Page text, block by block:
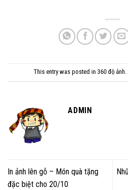
This entry was posted in 360 độ ảnh
ADMIN
In ảnh lên gỗ – Món quà tặng
đặc biệt cho 20/10